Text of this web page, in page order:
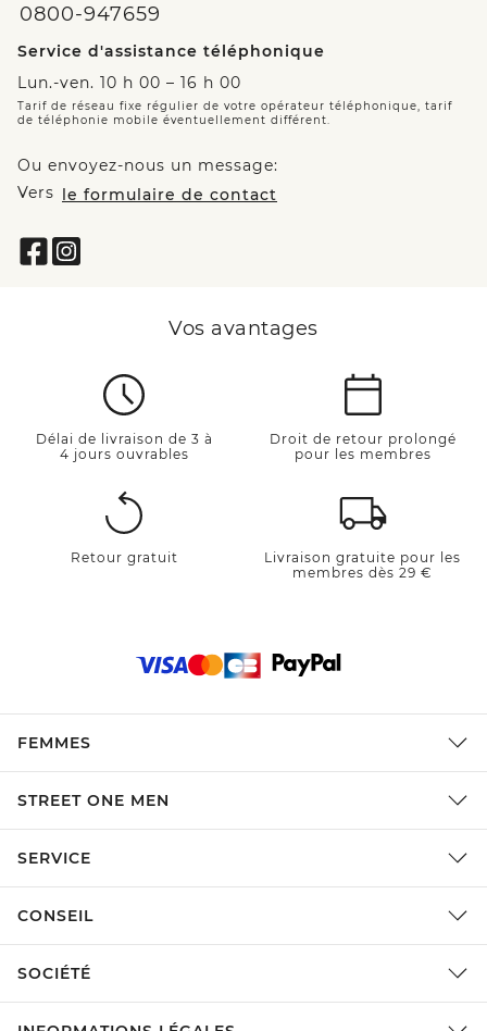
0800-947659
Service d'assistance téléphonique
Lun.-ven. 10 h 00 – 16 h 00
Tarif de réseau fixe régulier de votre opérateur téléphonique, tarif
de téléphonie mobile éventuellement différent.
Ou envoyez-nous un message:
Vers le formulaire de contact
Vos avantages
Délai de livraison de 3 à
4 jours ouvrables
Droit de retour prolongé
pour les membres
Retour gratuit
Livraison gratuite pour les
membres dès 29 €
FEMMES
STREET ONE MEN
SERVICE
CONSEIL
SOCIÉTÉ